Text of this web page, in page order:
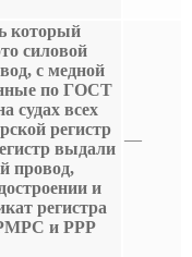
который
силовой
с медной
по ГОСТ
судах всех
регистр
выдали
провод,
и
регистра
РМРС и РРР
—